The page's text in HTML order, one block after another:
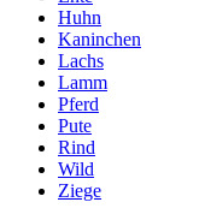
Huhn
Kaninchen
Lachs
Lamm
Pferd
Pute
Rind
Wild
Ziege